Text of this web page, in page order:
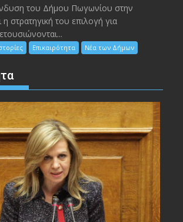
του Δήμου Πωγωνίου στην
η στρατηγική του επιλογή για
Επικαιρότητα Νέα των Δήμων